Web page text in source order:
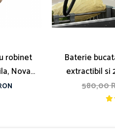
robinet
Nova
Baterie
extractibil si
580,00